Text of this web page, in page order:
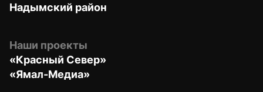
Надымский район
Наши проекты
«Красный Север»
«Ямал-Медиа»